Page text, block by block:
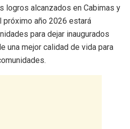
logros alcanzados en Cabimas y
próximo año 2026 estará
para dejar inaugurados
una mejor calidad de vida para